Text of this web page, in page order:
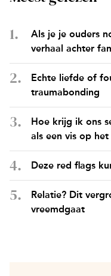
Als je je ouders
verhaal achter
Echte liefde of
traumabonding
Hoe krijg ik ons
als een vis op
Deze red flags
Relatie? Dit
vreemdgaat